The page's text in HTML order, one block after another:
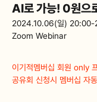
AI로 가능! 0원으
2024.10.06(일) 20:00-
Zoom Webinar
이기적멤버십 회원 only
공유회 신청시 멤버십 자